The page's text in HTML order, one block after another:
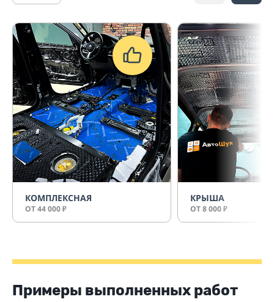
КОМПЛЕКСНАЯ
ОТ 44 000 ₽
КРЫША
ОТ 8 000 ₽
Примеры выполненных работ